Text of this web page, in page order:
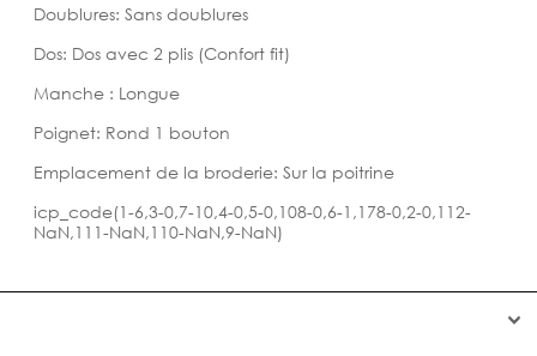
Doublures: Sans doublures
Dos: Dos avec 2 plis (Confort fit)
Manche : Longue
Poignet: Rond 1 bouton
Emplacement de la broderie: Sur la poitrine
icp_code(1-6,3-0,7-10,4-0,5-0,108-0,6-1,178-0,2-0,112-
NaN,111-NaN,110-NaN,9-NaN)

